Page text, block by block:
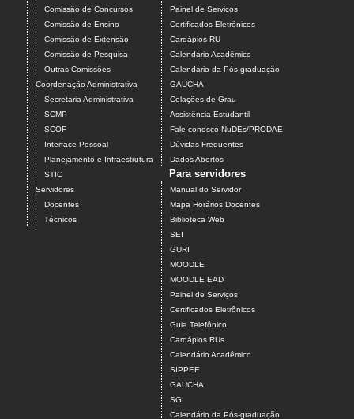
Comissão de Concursos
Comissão de Ensino
Comissão de Extensão
Comissão de Pesquisa
Outras Comissões
Coordenação Administrativa
Secretaria Administrativa
SCMP
SCOF
Interface Pessoal
Planejamento e Infraestrutura
STIC
Servidores
Docentes
Técnicos
Painel de Serviços
Certificados Eletrônicos
Cardápios RU
Calendário Acadêmico
Calendário da Pós-graduação
GAUCHA
Colações de Grau
Assistência Estudantil
Fale conosco NuDEs/PRODAE
Dúvidas Frequentes
Dados Abertos
Para servidores
Manual do Servidor
Mapa Horários Docentes
Biblioteca Web
SEI
GURI
MOODLE
MOODLE EAD
Painel de Serviços
Certificados Eletrônicos
Guia Telefônico
Cardápios RUs
Calendário Acadêmico
SIPPEE
GAUCHA
SGI
Calendário da Pós-graduação